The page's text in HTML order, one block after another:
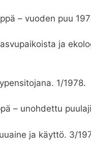
– vuoden puu
ja
1/1978.
– unohdettu
ja käyttö. 3/